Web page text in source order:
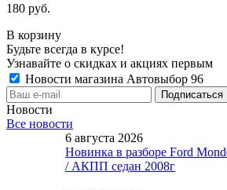
180 руб.
В корзину
Будьте всегда в курсе!
Узнавайте о скидках и акциях первым
Новости магазина Автовыбор 96
Новости
Все новости
6 августа 2026
Новинка в разборе Ford
/ АКПП седан 2008г